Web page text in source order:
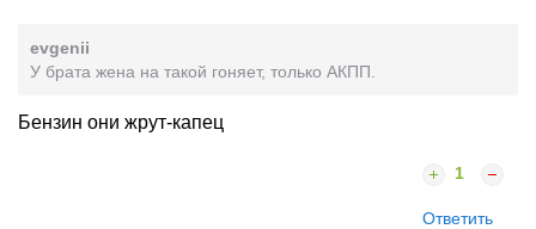
evgenii
У брата жена на такой гоняет, только АКПП.
Бензин они жрут-капец
1
Ответить